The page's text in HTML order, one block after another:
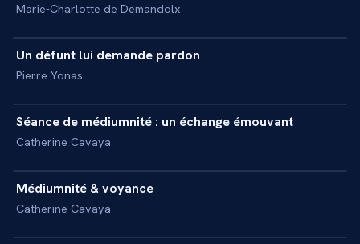
Marie-Charlotte de Demandolx
REPORTAGE
Un défunt lui demande pardon
Pierre Yonas
REPORTAGE
Séance de médiumnité : un échange émouvant
Catherine Cavaya
REPORTAGE
Médiumnité & voyance
Catherine Cavaya